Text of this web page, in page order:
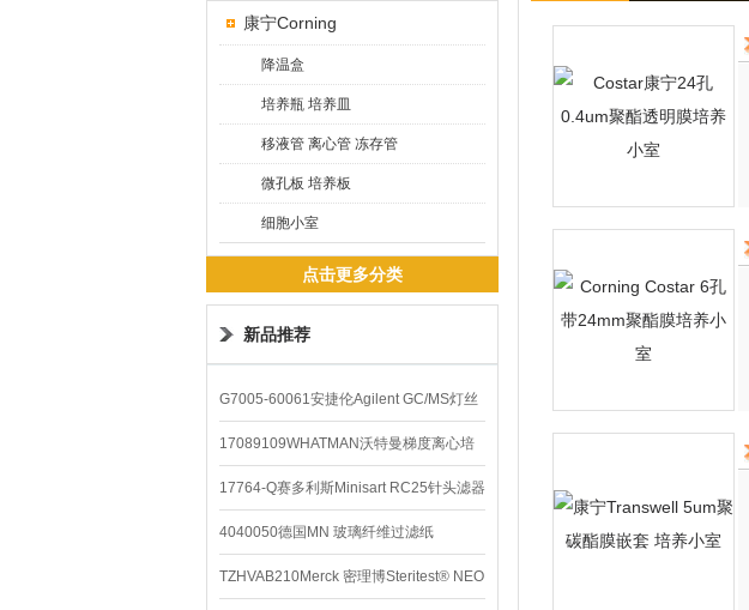
康宁Corning
降温盒
培养瓶 培养皿
移液管 离心管 冻存管
微孔板 培养板
细胞小室
点击更多分类
新品推荐
G7005-60061安捷伦Agilent GC/MS灯丝
配件
17089109WHATMAN沃特曼梯度离心培
养基
17764-Q赛多利斯Minisart RC25针头滤器
4040050德国MN 玻璃纤维过滤纸
TZHVAB210Merck 密理博Steritest® NEO